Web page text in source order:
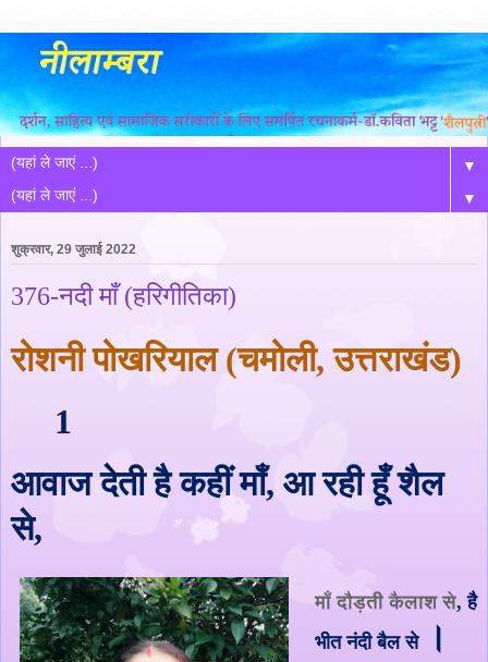
▼
▼
शुक्रवार, 29 जुलाई 2022
376-नदी माँ (हरिगीतिका)
रोशनी पोखरियाल(चमोली,उत्तराखंड)
1
आवाज देती है कहीं माँ, आ रही हूँ शैल
से,
माँ दौड़ती कैलाश से,है
भीत नंदी बैल से
।